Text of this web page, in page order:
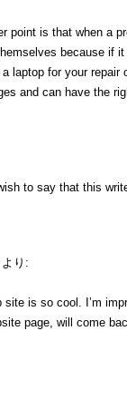
point is that when a
because if
laptop for your
and can have the
to say that this
より:
is so cool. I’m
page, will come